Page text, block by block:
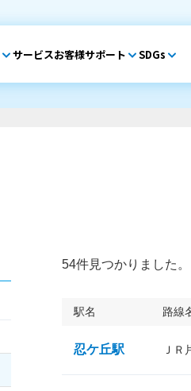
サービスお客様サポート SDGs
54件見つかりました。
駅名 路線
忍ケ丘駅 ＪＲ